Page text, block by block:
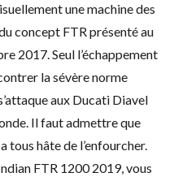
une machine des
concept FTR présenté au
2017. Seul l’échappement
la sévère norme
aux Ducati Diavel
Il faut admettre que
tous hâte de l’enfourcher.
FTR 1200 2019, vous